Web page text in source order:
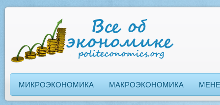
МИКРОЭКОНОМИКА МАКРОЭКОНОМИКА